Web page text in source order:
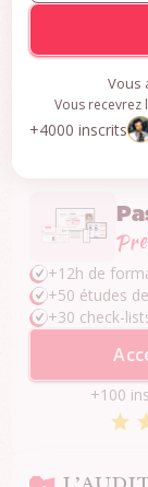
Vous
Vous recevrez
+4000 inscrits
Une
Je réponds
Contacter
Contacter
+12h de
+50 études
+30 check-
+100